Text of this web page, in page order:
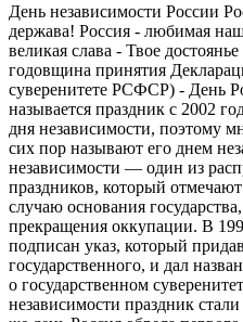
День независимости России
держава! Россия - любимая
великая слава - Твое
годовщина принятия
суверенитете РСФСР) - День
называется праздник с 2002
дня независимости, поэтому
сих пор называют его днем
независимости — один из
праздников, который
случаю основания
прекращения оккупации. В
подписан указ, который
государственного, и дал
о государственном
независимости праздник